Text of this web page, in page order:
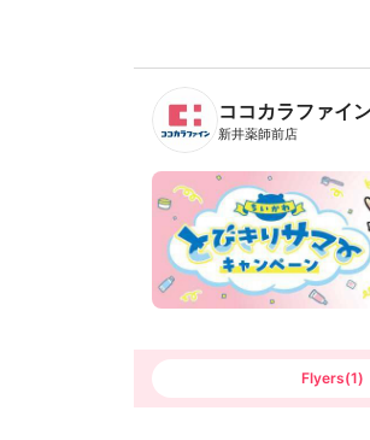
B
n
T
ココカラファイ
新井薬師前店
Flyers(1)